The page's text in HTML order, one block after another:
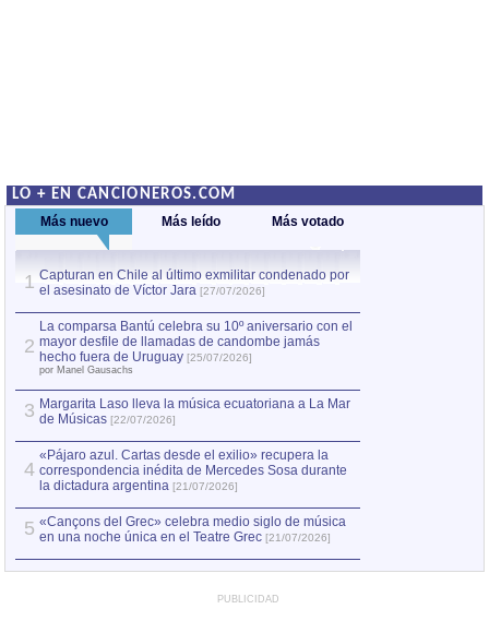
LO + EN CANCIONEROS.COM
Más nuevo Más leído Más votado
1 Capturan en Chile al último exmilitar condenado por
el asesinato de Víctor Jara [27/07/2026]
2
La comparsa Bantú celebra su 10º aniversario con el
mayor desfile de llamadas de candombe jamás
hecho fuera de Uruguay [25/07/2026]
por Manel Gausachs
3 Margarita Laso lleva la música ecuatoriana a La Mar
de Músicas [22/07/2026]
4
«Pájaro azul. Cartas desde el exilio» recupera la
correspondencia inédita de Mercedes Sosa durante
la dictadura argentina [21/07/2026]
5 «Cançons del Grec» celebra medio siglo de música
en una noche única en el Teatre Grec [21/07/2026]
PUBLICIDAD